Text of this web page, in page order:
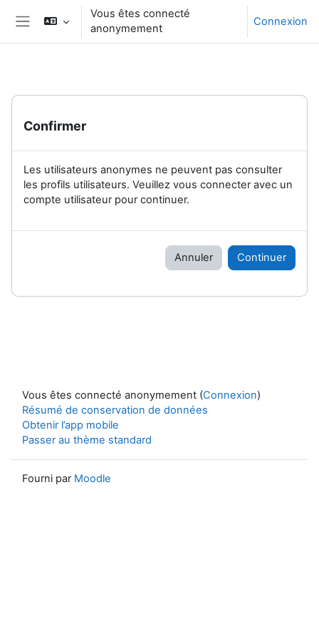
Passer au contenu principal
Panneau latéral
Vous êtes connecté
anonymement
Connexion
Confirmer
Les utilisateurs anonymes ne peuvent pas consulter
les profils utilisateurs. Veuillez vous connecter avec un
compte utilisateur pour continuer.
Annuler Continuer
Vous êtes connecté anonymement (Connexion)
Résumé de conservation de données
Obtenir l’app mobile
Passer au thème standard
Fourni par Moodle